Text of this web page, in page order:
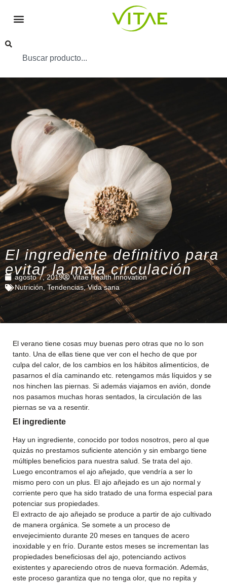
El ingrediente definitivo para
evitar la mala circulación
agosto 7, 2019
Vitae Health Innovation
Nutrición, Tendencias,Vida sana
El verano tiene cosas muy buenas pero otras que no lo son
tanto. Una de ellas tiene que ver con el hecho de que por
culpa del calor, de los cambios en los hábitos alimenticios, de
pasarnos el día caminando etc. retengamos más líquidos y se
nos hinchen las piernas. Si además viajamos en avión, donde
nos pasamos muchas horas sentados, la circulación de las
piernas se va a resentir.
El ingrediente
Hay un ingrediente, conocido por todos nosotros, pero al que
quizás no prestamos suficiente atención y sin embargo tiene
múltiples beneficios para nuestra salud. Se trata del ajo.
Luego encontramos el ajo añejado, que vendría a ser lo
mismo pero con un plus. El ajo añejado es un ajo normal y
corriente pero que ha sido tratado de una forma especial para
potenciar sus propiedades.
El extracto de ajo añejado se produce a partir de ajo cultivado
de manera orgánica. Se somete a un proceso de
envejecimiento durante 20 meses en tanques de acero
inoxidable y en frío. Durante estos meses se incrementan las
propiedades beneficiosas del ajo, potenciando activos
existentes y apareciendo otros de nueva formación. Además,
este proceso garantiza que no tenga olor, que no repita y